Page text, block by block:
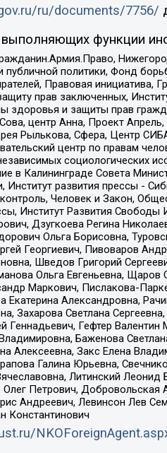
ru/documents/7756/
функции
публичной политики, Фонд
Правовая
прав заключенных,
здоровья и защиты прав
центр Анна, Проект
Рылькова, Сфера, Центр
центр по правам
в Калининграде Совета
развития прессы -
Человек и Закон,
Институт Развития
Дзугкоева Регина
Ольга Борисовна,
Георгиевич, Пивоваров
Шведов Григорий
Ольга Евгеньевна,
Маркович, Пислакова-
Екатерина Александровна,
Захарова Светлана
Гефтер
Баженова
Алексеевна, Закс Елена
Галина Юрьевна,
Литинский
Петрович,
Андреевич, Левинсон Лев
Константинович